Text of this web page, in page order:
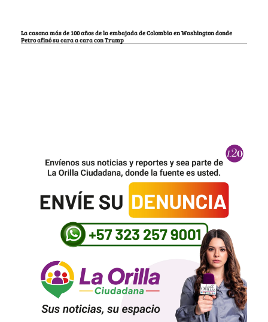
La casona más de 100 años de la embajada de Colombia en Washington donde
Petro afinó su cara a cara con Trump